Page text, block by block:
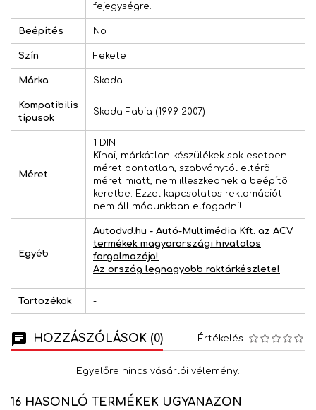
fejegységre.
Beépítés No
Szín Fekete
Márka Skoda
Kompatibilis
típusok
Skoda Fabia (1999-2007)
Méret
1 DIN
Kínai, márkátlan készülékek sok esetben
méret pontatlan, szabványtól eltérõ
méret miatt, nem illeszkednek a beépítõ
keretbe. Ezzel kapcsolatos reklamációt
nem áll módunkban elfogadni!
Egyéb
Autodvd.hu - Autó-Multimédia Kft. az ACV
termékek magyarországi hivatalos
forgalmazója!
Az ország legnagyobb raktárkészlete!
Tartozékok -
HOZZÁSZÓLÁSOK (0) Értékelés
Egyelőre nincs vásárlói vélemény.
16 HASONLÓ TERMÉKEK UGYANAZON